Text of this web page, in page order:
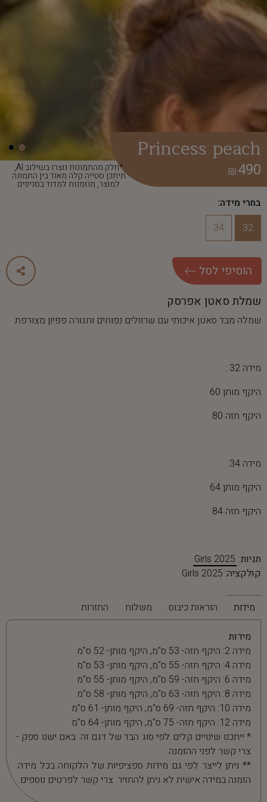
*חלק מהתמונות נוצרו בשילוב AI,
תיתכן סטייה קלה מאוד בין התמונה
למוצר, מוזמנות למדוד בסניפים
Princess peach
490
₪
בחרי מידה:
32
34
הוסיפי לסל
שמלת סאטן אפרסק
שמלה מבד סאטן איכותי עם שרוולים נפוחים וחגורה פפיון מצורפת
מידה 32 :
היקף מותן 60
היקף חזה 80
מידה 34:
היקף מותן 64
היקף חזה 84
תגיות: Girls 2025
קולקציה: Girls 2025
מידות הוראות כיבוס משלוח החזרות
מידות
מידה 2: היקף חזה- 53 ס"מ, היקף מותן- 52 ס"מ
מידה 4: היקף חזה- 55 ס"מ, היקף מותן- 53 ס"מ
מידה 6: היקף חזה- 59 ס"מ, היקף מותן- 55 ס"מ
מידה 8: היקף חזה- 63 ס"מ, היקף מותן- 58 ס"מ
מידה 10: היקף חזה- 69 ס"מ, היקף מותן- 61 ס"מ
מידה 12: היקף חזה- 75 ס"מ, היקף מותן- 64 ס"מ
* ייתכנו שינויים קלים לפי סוג הבד של דגם זה. באם ישנו ספק -
צרי קשר לפני ההזמנה.
** ניתן לייצר לפי גם מידות ספציפיות של הלקוחה בכל מידה.
הזמנה במידה אישית לא ניתן להחזיר. צרי קשר לפרטים נוספים.